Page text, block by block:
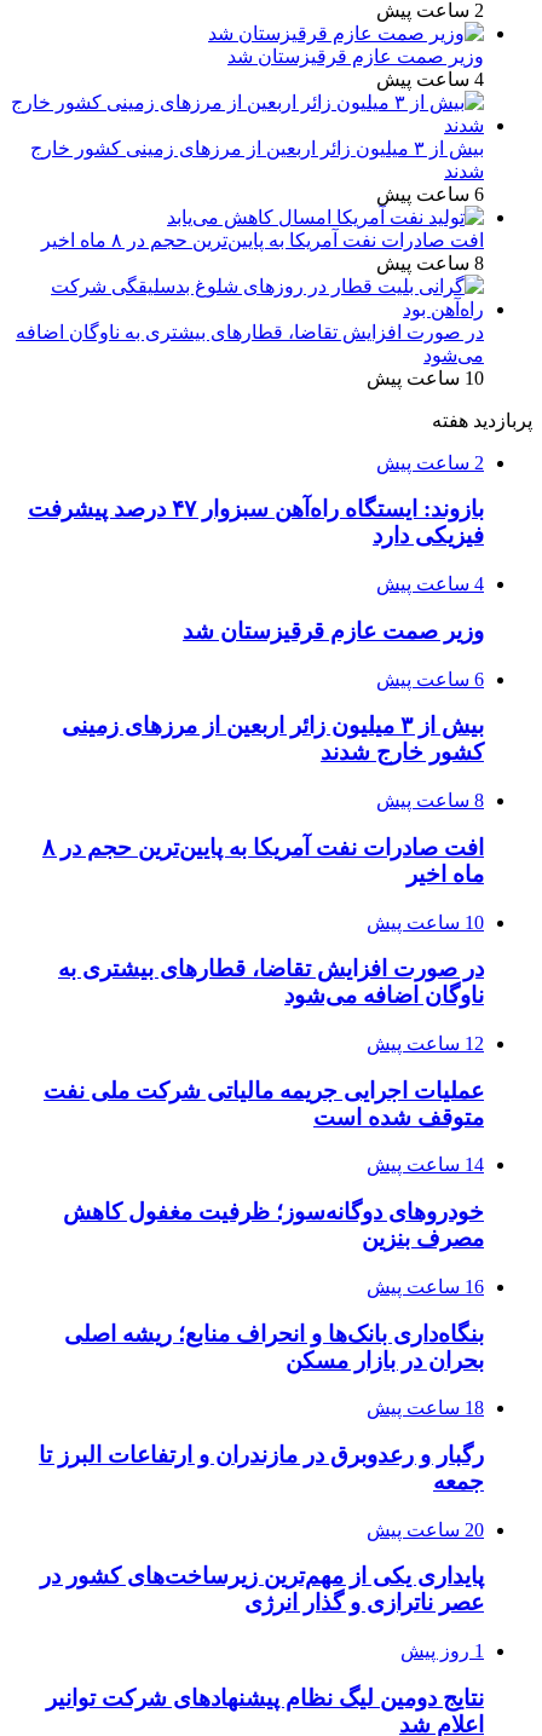
2 ساعت پیش
وزیر صمت عازم قرقیزستان شد
4 ساعت پیش
بیش از ۳ میلیون زائر اربعین از مرزهای زمینی کشور خارج
شدند
6 ساعت پیش
افت صادرات نفت آمریکا به پایین‌ترین حجم در ۸ ماه اخیر
8 ساعت پیش
در صورت افزایش تقاضا، قطارهای بیشتری به ناوگان اضافه
می‌شود
10 ساعت پیش
پربازدید هفته
2 ساعت پیش
بازوند: ایستگاه راه‌آهن سبزوار ۴۷ درصد پیشرفت
فیزیکی دارد
4 ساعت پیش
وزیر صمت عازم قرقیزستان شد
6 ساعت پیش
بیش از ۳ میلیون زائر اربعین از مرزهای زمینی
کشور خارج شدند
8 ساعت پیش
افت صادرات نفت آمریکا به پایین‌ترین حجم در ۸
ماه اخیر
10 ساعت پیش
در صورت افزایش تقاضا، قطارهای بیشتری به
ناوگان اضافه می‌شود
12 ساعت پیش
عملیات اجرایی جریمه مالیاتی شرکت ملی نفت
متوقف شده است
14 ساعت پیش
خودروهای دوگانه‌سوز؛ ظرفیت مغفول کاهش
مصرف بنزین
16 ساعت پیش
بنگاه‌داری بانک‌ها و انحراف منابع؛ ریشه اصلی
بحران در بازار مسکن
18 ساعت پیش
رگبار و رعدوبرق در مازندران و ارتفاعات البرز تا
جمعه
20 ساعت پیش
پایداری یکی از مهم‌ترین زیرساخت‌های کشور در
عصر ناترازی و گذار انرژی
1 روز پیش
نتایج دومین لیگ نظام پیشنهادهای شرکت توانیر
اعلام شد